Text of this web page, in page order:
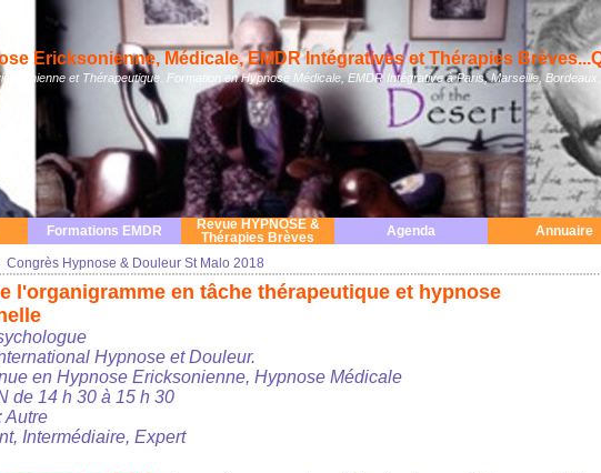
Ericksonienne, Médicale, EMDR Intégratives et Thérapies
et Thérapeutique. Formation en Hypnose Médicale, EMDR Intégrative à Paris, Marseille,
Formations EMDR
Revue HYPNOSE &
Thérapies Brèves
Agenda Annuaire
Congrès Hypnose & Douleur St Malo 2018
l'organigramme en tâche thérapeutique et hypnose
Hypnose et Douleur.
en Hypnose Ericksonienne, Hypnose Médicale
de 14 h 30 à 15 h 30
Autre
Intermédiaire, Expert